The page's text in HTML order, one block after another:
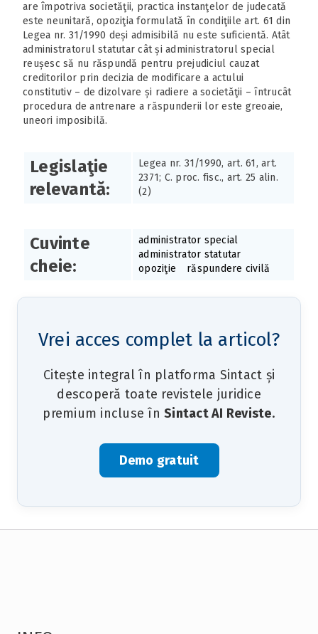
are împotriva societăţii, practica instanţelor de judecată
este neunitară, opoziţia formulată în condiţiile art. 61 din
Legea nr. 31/1990 deși admisibilă nu este suficientă. Atât
administratorul statutar cât și administratorul special
reușesc să nu răspundă pentru prejudiciul cauzat
creditorilor prin decizia de modificare a actului
constitutiv – de dizolvare și radiere a societăţii – întrucât
procedura de antrenare a răspunderii lor este greoaie,
uneori imposibilă.
Legislaţie
relevantă:
Legea nr. 31/1990, art. 61, art.
2371; C. proc. fisc., art. 25 alin.
(2)
Cuvinte
cheie:
administrator special
administrator statutar
opoziţie
răspundere civilă
Vrei acces complet la articol?
Citește integral în platforma Sintact și
descoperă toate revistele juridice
premium incluse în Sintact AI Reviste.
Demo gratuit